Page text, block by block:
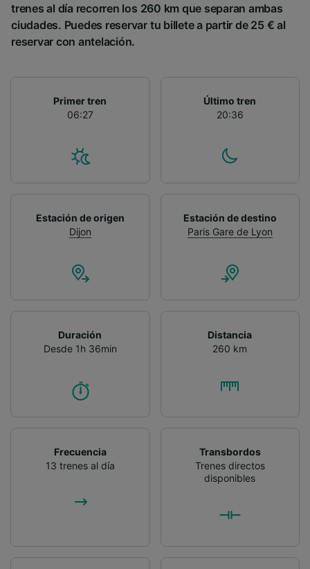
trenes al día recorren los 260 km que separan ambas
ciudades. Puedes reservar tu billete a partir de 25 € al
reservar con antelación.
Primer tren
06:27
Último tren
20:36
Estación de origen
Dijon
Estación de destino
Paris Gare de Lyon
Duración
Desde 1h 36min
Distancia
260 km
Frecuencia
13 trenes al día
Transbordos
Trenes directos
disponibles